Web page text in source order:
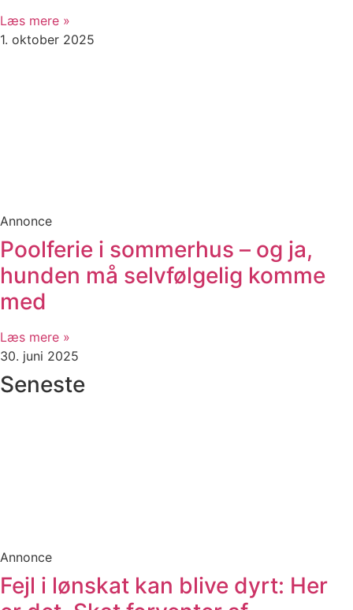
Læs mere »
1. oktober 2025
Annonce
Poolferie i sommerhus – og ja,
hunden må selvfølgelig komme
med
Læs mere »
30. juni 2025
Seneste
Annonce
Fejl i lønskat kan blive dyrt: Her